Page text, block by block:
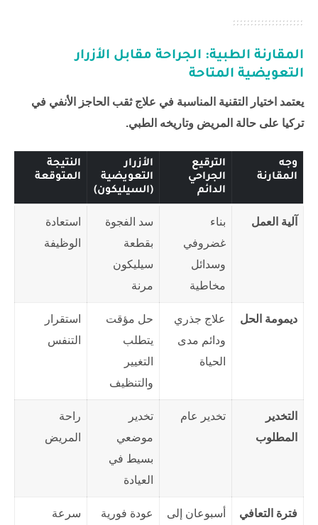
المقارنة الطبية: الجراحة مقابل الأزرار
التعويضية المتاحة
يعتمد اختيار التقنية المناسبة في علاج ثقب الحاجز الأنفي في
تركيا على حالة المريض وتاريخه الطبي.
وجه
المقارنة
الترقيع
الجراحي
الدائم
الأزرار
التعويضية
(السيليكون)
النتيجة
المتوقعة
آلية العمل
بناء
غضروفي
وسدائل
مخاطية
سد الفجوة
بقطعة
سيليكون
مرنة
استعادة
الوظيفة
ديمومة الحل
علاج جذري
ودائم مدى
الحياة
حل مؤقت
يتطلب
التغيير
والتنظيف
استقرار
التنفس
التخدير
المطلوب
تخدير عام
تخدير
موضعي
بسيط في
العيادة
راحة
المريض
فترة التعافي
أسبوعان إلى
عودة فورية
سرعة